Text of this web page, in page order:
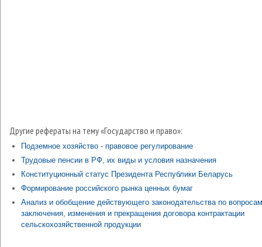
Другие рефераты на тему «Государство и право»:
Подземное хозяйство - правовое регулирование
Трудовые пенсии в РФ, их виды и условия назначения
Конституционный статус Президента Республики Беларусь
Формирование российского рынка ценных бумаг
Анализ и обобщение действующего законодательства по вопросам
заключения, изменения и прекращения договора контрактации
сельскохозяйственной продукции